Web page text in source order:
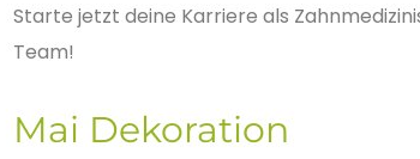
Starte jetzt deine Karriere als
Team!
Mai Dekoration